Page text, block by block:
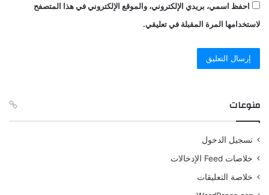
احفظ اسمي، بريدي الإلكتروني، والموقع الإلكتروني في هذا المتصفح
لاستخدامها المرة المقبلة في تعليقي.
منوعات
تسجيل الدخول
خلاصات Feed الإدخالات
خلاصة التعليقات